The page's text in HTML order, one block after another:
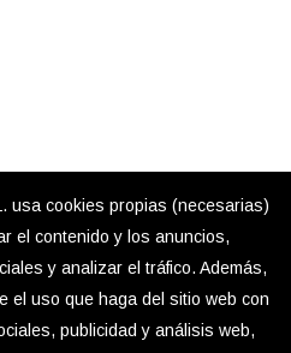
usa cookies propias (necesarias)
el contenido y los anuncios,
y analizar el tráfico. Además,
el uso que haga del sitio web con
publicidad y análisis web,